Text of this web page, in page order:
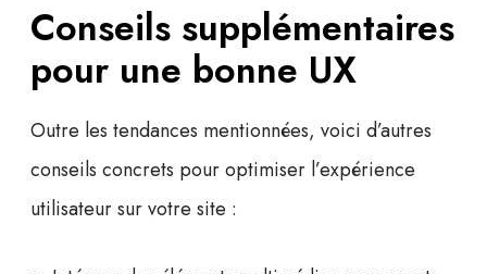
Conseils supplémentaires
pour une bonne UX
Outre les tendances mentionnées, voici d’autres
conseils concrets pour optimiser l’expérience
utilisateur sur votre site :